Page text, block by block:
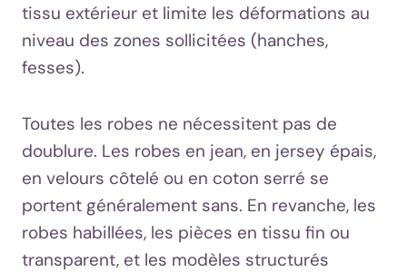
tissu extérieur et limite les déformations au
niveau des zones sollicitées (hanches,
fesses).
Toutes les robes ne nécessitent pas de
doublure. Les robes en jean, en jersey épais,
en velours côtelé ou en coton serré se
portent généralement sans. En revanche, les
robes habillées, les pièces en tissu fin ou
transparent, et les modèles structurés